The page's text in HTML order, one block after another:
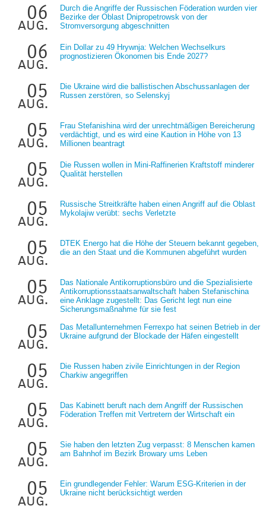
06
aug.
Durch die Angriffe der Russischen Föderation wurden vier
Bezirke der Oblast Dnipropetrowsk von der
Stromversorgung abgeschnitten
06
aug.
Ein Dollar zu 49 Hrywnja: Welchen Wechselkurs
prognostizieren Ökonomen bis Ende 2027?
05
aug.
Die Ukraine wird die ballistischen Abschussanlagen der
Russen zerstören, so Selenskyj
05
aug.
Frau Stefanishina wird der unrechtmäßigen Bereicherung
verdächtigt, und es wird eine Kaution in Höhe von 13
Millionen beantragt
05
aug.
Die Russen wollen in Mini-Raffinerien Kraftstoff minderer
Qualität herstellen
05
aug.
Russische Streitkräfte haben einen Angriff auf die Oblast
Mykolajiw verübt: sechs Verletzte
05
aug.
DTEK Energo hat die Höhe der Steuern bekannt gegeben,
die an den Staat und die Kommunen abgeführt wurden
05
aug.
Das Nationale Antikorruptionsbüro und die Spezialisierte
Antikorruptionsstaatsanwaltschaft haben Stefanischina
eine Anklage zugestellt: Das Gericht legt nun eine
Sicherungsmaßnahme für sie fest
05
aug.
Das Metallunternehmen Ferrexpo hat seinen Betrieb in der
Ukraine aufgrund der Blockade der Häfen eingestellt
05
aug.
Die Russen haben zivile Einrichtungen in der Region
Charkiw angegriffen
05
aug.
Das Kabinett beruft nach dem Angriff der Russischen
Föderation Treffen mit Vertretern der Wirtschaft ein
05
aug.
Sie haben den letzten Zug verpasst: 8 Menschen kamen
am Bahnhof im Bezirk Browary ums Leben
05
aug.
Ein grundlegender Fehler: Warum ESG-Kriterien in der
Ukraine nicht berücksichtigt werden